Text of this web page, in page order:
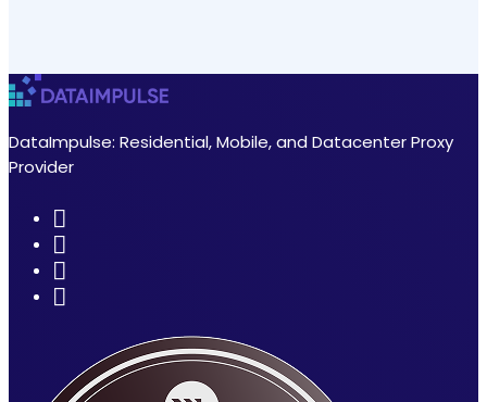
DataImpulse: Residential, Mobile, and Datacenter Proxy
Provider